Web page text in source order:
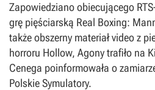
Zapowiedziano obiecującego
grę pięściarską Real Boxing:
także obszerny materiał video z
horroru Hollow, Agony trafiło na
Cenega poinformowała o
Polskie Symulatory.